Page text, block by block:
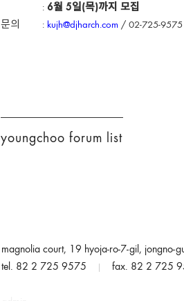
: 6월 5일(목)까지 모집
문의 : kujh@djharch.com / 02-725-
youngchoo forum list
magnolia court, 19 hyoja-ro-7-gil, jongno-
tel. 82 2 725 9575
fax. 82 2 725